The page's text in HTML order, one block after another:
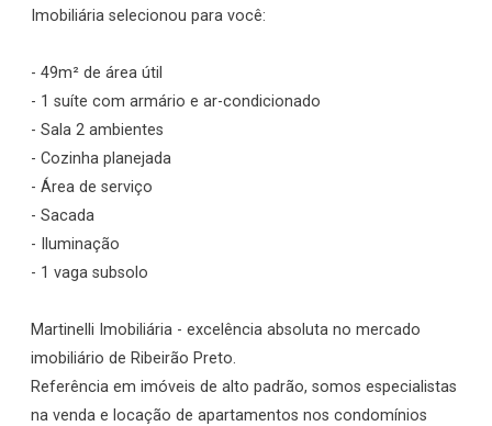
Imobiliária selecionou para você:
- 49m² de área útil
- 1 suíte com armário e ar-condicionado
- Sala 2 ambientes
- Cozinha planejada
- Área de serviço
- Sacada
- Iluminação
- 1 vaga subsolo
Martinelli Imobiliária - excelência absoluta no mercado
imobiliário de Ribeirão Preto.
Referência em imóveis de alto padrão, somos especialistas
na venda e locação de apartamentos nos condomínios